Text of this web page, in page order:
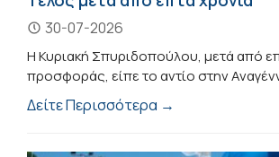
30-07-2026
Η Κυριακή Σπυριδοπούλου, μετά από
προσφοράς, είπε το αντίο στην
Δείτε Περισσότερα →